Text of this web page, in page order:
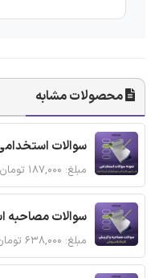
محصولات مشابه
سوالات
مبلغ: ۱۸۷,۰۰۰ تومان
سوالات مصاحبه
مبلغ: ۶۳۸,۰۰۰ تومان